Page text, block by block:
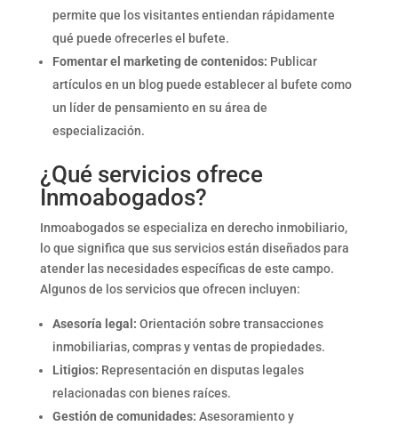
permite que los visitantes entiendan rápidamente
qué puede ofrecerles el bufete.
Fomentar el marketing de contenidos: Publicar
artículos en un blog puede establecer al bufete como
un líder de pensamiento en su área de
especialización.
¿Qué servicios ofrece
Inmoabogados?
Inmoabogados se especializa en derecho inmobiliario,
lo que significa que sus servicios están diseñados para
atender las necesidades específicas de este campo.
Algunos de los servicios que ofrecen incluyen:
Asesoría legal: Orientación sobre transacciones
inmobiliarias, compras y ventas de propiedades.
Litigios: Representación en disputas legales
relacionadas con bienes raíces.
Gestión de comunidades: Asesoramiento y